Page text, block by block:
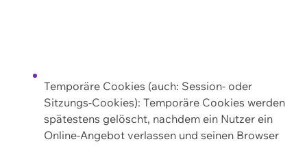
Temporäre Cookies (auch: Session- oder
Sitzungs-Cookies): Temporäre Cookies werden
spätestens gelöscht, nachdem ein Nutzer ein
Online-Angebot verlassen und seinen Browser